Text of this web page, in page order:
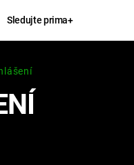
Sledujte prima+
hlášení